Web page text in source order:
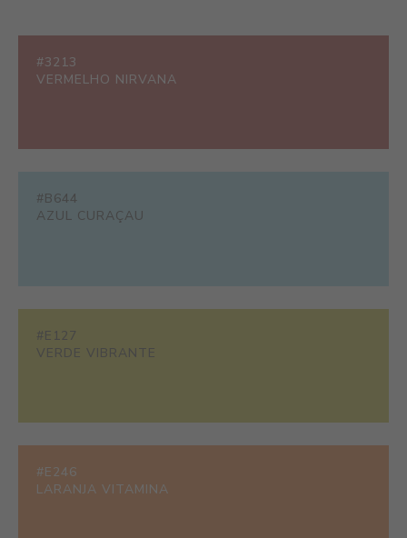
#3213
VERMELHO NIRVANA
#B644
AZUL CURAÇAU
#E127
VERDE VIBRANTE
#E246
LARANJA VITAMINA